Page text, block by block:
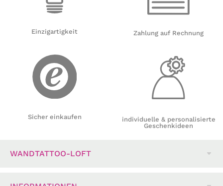
Einzigartigkeit
Sicher einkaufen
Zahlung auf Rechnung
individuelle & personalisierte
Geschenkideen
WANDTATTOO-LOFT